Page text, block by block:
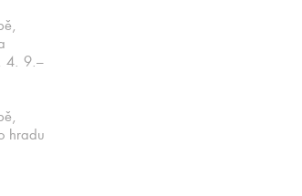
4. 9.–
hradu